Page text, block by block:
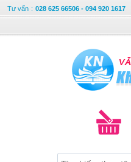
Tư vấn : 028 625 66506 - 094 920 1617